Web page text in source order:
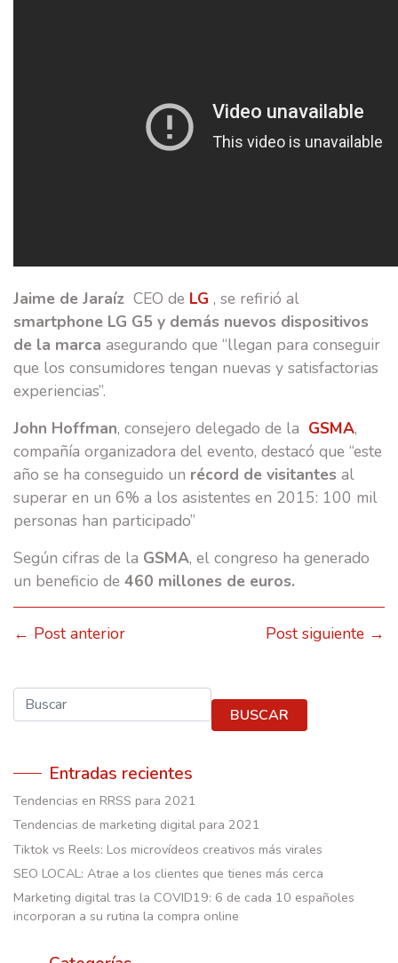
Jaime de Jaraíz CEO de LG , se refirió al
smartphone LG G5 y demás nuevos dispositivos
de la marca asegurando que “llegan para conseguir
que los consumidores tengan nuevas y satisfactorias
experiencias”.
John Hoffman, consejero delegado de la GSMA,
compañía organizadora del evento, destacó que “este
año se ha conseguido un récord de visitantes al
superar en un 6% a los asistentes en 2015: 100 mil
personas han participado”
Según cifras de la GSMA, el congreso ha generado
un beneficio de 460 millones de euros.
← Post anterior Post siguiente →
Buscar
BUSCAR
Entradas recientes
Tendencias en RRSS para 2021
Tendencias de marketing digital para 2021
Tiktok vs Reels: Los microvídeos creativos más virales
SEO LOCAL: Atrae a los clientes que tienes más cerca
Marketing digital tras la COVID19: 6 de cada 10 españoles
incorporan a su rutina la compra online